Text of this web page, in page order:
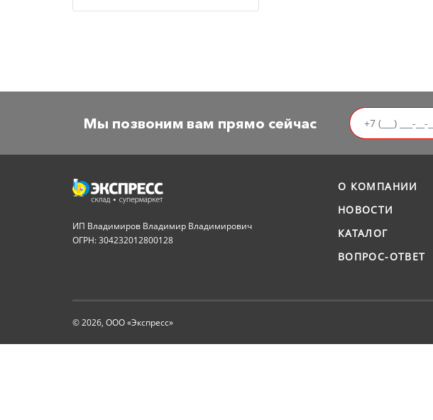
Мы позвоним вам прямо сейчас
ИП Владимиров Владимир Владимирович
ОГРН: 304232012800128
О КОМПАНИИ
НОВОСТИ
КАТАЛОГ
ВОПРОС-ОТВЕТ
© 2026, ООО «Экспресс»